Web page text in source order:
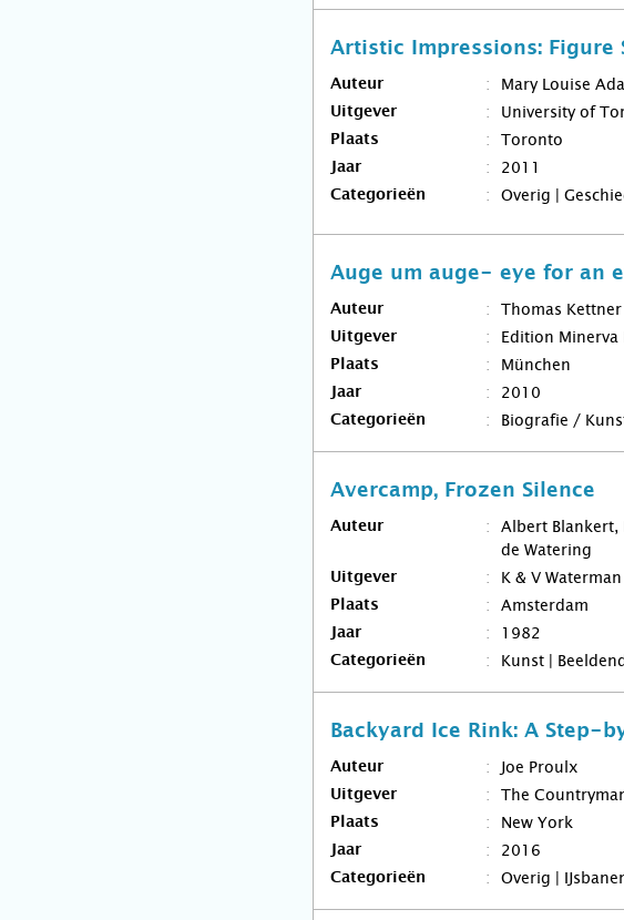
Artistic Impressions: Figure
Auteur Mary Louise
Uitgever University of
Plaats Toronto
Jaar 2011
Categorieën Overig |
Auge um auge- eye for an
Auteur Thomas Kettner
Uitgever Edition Minerva
Plaats München
Jaar 2010
Categorieën Biografie /
Avercamp, Frozen Silence
Auteur
Albert Blankert,
de Watering
Uitgever K & V Waterman
Plaats Amsterdam
Jaar 1982
Categorieën Kunst | Beeldend
Backyard Ice Rink: A Step-
Auteur Joe Proulx
Uitgever The
Plaats New York
Jaar 2016
Categorieën Overig |